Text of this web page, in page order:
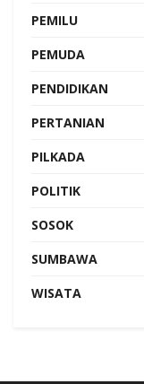
PEMILU
PEMUDA
PENDIDIKAN
PERTANIAN
PILKADA
POLITIK
SOSOK
SUMBAWA
WISATA